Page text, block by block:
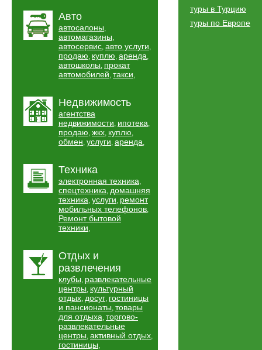
Авто
автосалоны,
автомагазины,
автосервис, авто услуги,
продаю, куплю, аренда,
автошколы, прокат
автомобилей, такси,
Недвижимость
агентства
недвижимости, ипотека,
продаю, жкх, куплю,
обмен, услуги, аренда,
Техника
электронная техника,
спецтехника, домашняя
техника, услуги, ремонт
мобильных телефонов,
Ремонт бытовой
техники,
Отдых и
развлечения
клубы, развлекательные
центры, культурный
отдых, досуг, гостиницы
и пансионаты, товары
для отдыха, торгово-
развлекательные
центры, активный отдых,
гостиницы,
туры в Турцию
туры по Европе